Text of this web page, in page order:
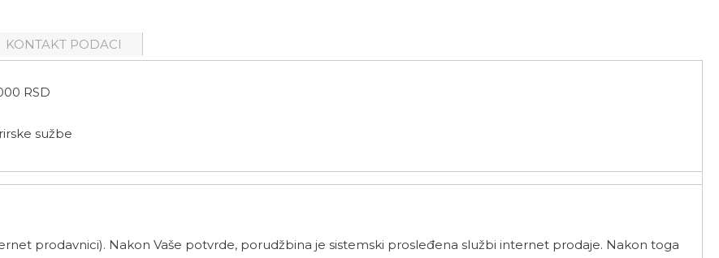
KONTAKT PODACI
RSD
sužbe
prodavnici). Nakon Vaše potvrde, porudžbina je sistemski prosleđena službi internet prodaje. Nakon toga